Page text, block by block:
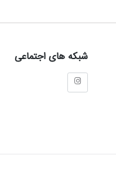
شبکه های اجتماعی